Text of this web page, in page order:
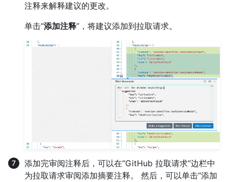
注释来解释建议的更改。
单击“添加注释”，将建议添加到拉取请求。
添加完审阅注释后，可以在“GitHub 拉取请求”边栏中
为拉取请求审阅添加摘要注释。 然后，可以单击“添加